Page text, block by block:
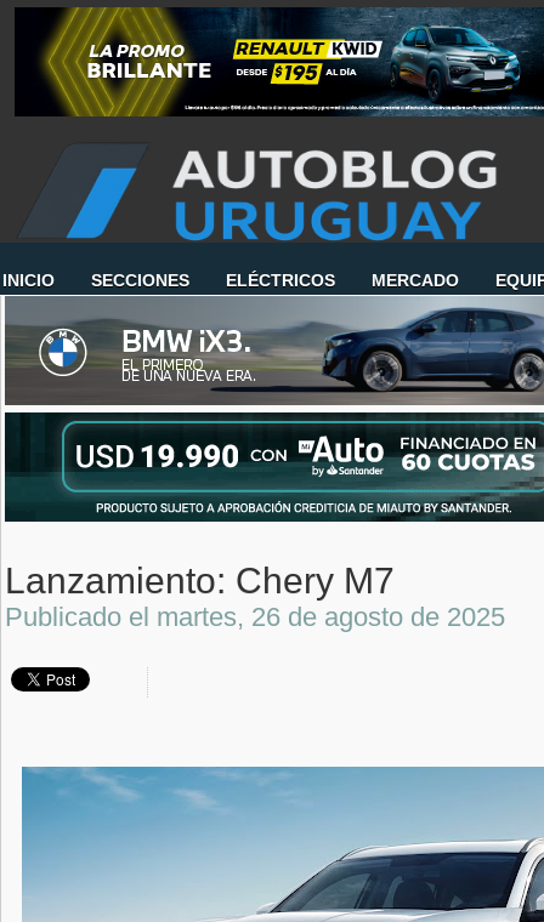
INICIO SECCIONES ELÉCTRICOS MERCADO
Lanzamiento: Chery M7
Publicado el martes, 26 de agosto de 2025